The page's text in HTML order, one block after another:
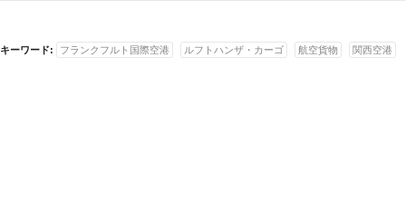
キーワード: フランクフルト国際空港 ルフトハンザ・カーゴ 航空貨物 関西空港